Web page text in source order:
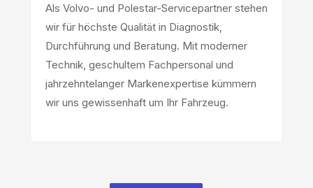
Als Volvo- und Polestar-Servicepartner stehen
wir für höchste Qualität in Diagnostik,
Durchführung und Beratung. Mit moderner
Technik, geschultem Fachpersonal und
jahrzehntelanger Markenexpertise kümmern
wir uns gewissenhaft um Ihr Fahrzeug.